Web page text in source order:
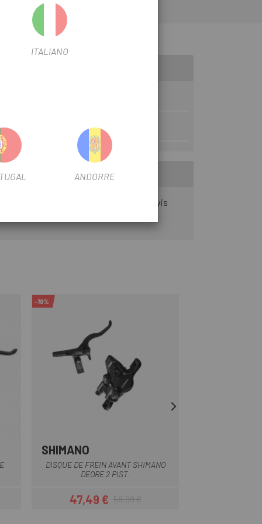
avec un arc accru pour une réponse
une meilleure conduite et réduit la friction
de l'alignement des patins et d'une vis
-19%
SHIMANO
DISQUE DE FREIN AVANT SHIMANO
DEORE 2 PIST.
Prix
47,49 €Prix habituel
58,99 €
ITALIANO
ANDORRE